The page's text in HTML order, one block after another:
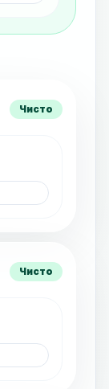
Чисто
Чисто